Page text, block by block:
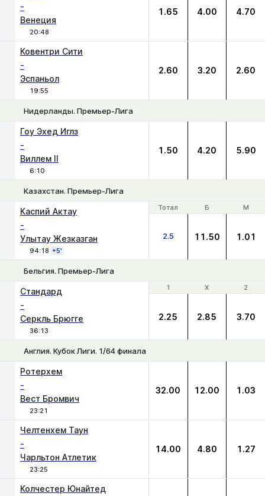
-
Венеция
20:48
1.65 4.00 4.70
Ковентри Сити
-
Эспаньол
19:55
2.60 3.20 2.60
Нидерланды. Премьер-Лига
Гоу Эхед Иглз
-
Виллем II
6:10
1.50 4.20 5.90
Казахстан. Премьер-Лига
Тотал Б М
Каспий Актау
-
Улытау Жезказган
94:18 +5'
Тотал Б М
2.5 11.50 1.01
Бельгия. Премьер-Лига
1 Х 2
Стандард
-
Серкль Брюгге
36:13
1 Х 2
2.25 2.85 3.70
Англия. Кубок Лиги. 1/64 финала
Ротерхем
-
Вест Бромвич
23:21
32.00 12.00 1.03
Челтенхем Таун
-
Чарльтон Атлетик
23:25
14.00 4.80 1.27
Колчестер Юнайтед